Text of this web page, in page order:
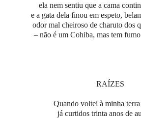
ela nem sentiu que a cama
e a gata dela finou em espeto,
odor mal cheiroso de charuto dos
– não é um Cohiba, mas tem
RAÍZES
Quando voltei à minha
já curtidos trinta anos de